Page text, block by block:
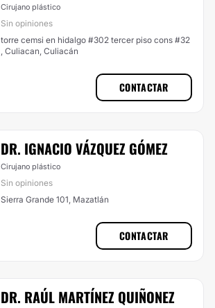
Cirujano plástico
Sin opiniones
torre cemsi en hidalgo #302 tercer piso cons #32
, Culiacan, Culiacán
CONTACTAR
DR. IGNACIO VÁZQUEZ GÓMEZ
Cirujano plástico
Sin opiniones
Sierra Grande 101, Mazatlán
CONTACTAR
DR. RAÚL MARTÍNEZ QUIÑONEZ